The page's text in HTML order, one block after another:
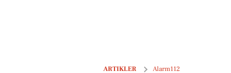
ARTIKLER Alarm112
Midt- og Sydsjællands Brand &